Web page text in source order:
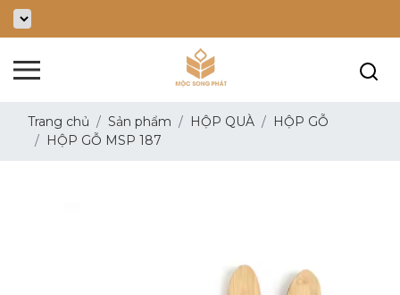
Trang chủ Sản phẩm HỘP QUÀ
HỘP GỖ
HỘP GỖ MSP 187